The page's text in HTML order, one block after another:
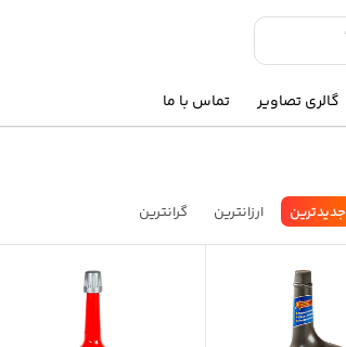
گالری تصاویر تماس با ما
جدیدترین ارزانترین گرانترین